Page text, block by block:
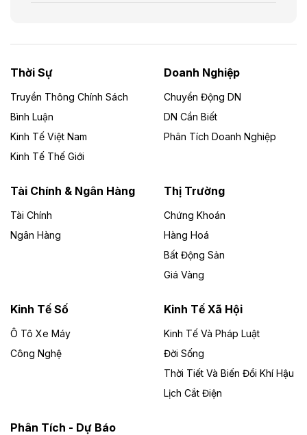
Dự án Nhà máy xử lý rác và phát điện Bắc Giang do
Công ty TNHH Năng lượng môi trường Bắc Giang làm
Theo vietnamfinance.vn
Đức Long Gia Lai mở rộng ‘hệ sinh thái’
Lai
Bốn doanh nghiệp có sự góp vốn của Công ty Cổ
phần Tập đoàn Đức Long Gia Lai (HoSE: DLG) được
Gia Lai với tổng vốn hơn 4.750 tỷ đồng.
Đồng Nai cho thuê gần 59 ha đất làm khu
công nghiệp ở Long Thành
UBND TP Đồng Nai cho Công ty Amata thuê gần 59 ha
đất để đầu tư khu công nghiệp công nghệ cao Long
Thời Sự
Truyền Thông Chính Sách
Bình Luận
Kinh Tế Việt Nam
Kinh Tế Thế Giới
Doanh Nghiệp
Chuyển Động DN
DN Cần Biết
Phân Tích Doanh Nghiệp
Tài Chính & Ngân Hàng
Tài Chính
Ngân Hàng
Thị Trường
Chứng Khoán
Hàng Hoá
Bất Động Sản
Giá Vàng
Kinh Tế Số
Ô Tô Xe Máy
Công Nghệ
Kinh Tế Xã Hội
Kinh Tế Và Pháp Luật
Đời Sống
Thời Tiết Và Biến Đổi Khí Hậu
Lịch Cắt Điện
Phân Tích - Dự Báo